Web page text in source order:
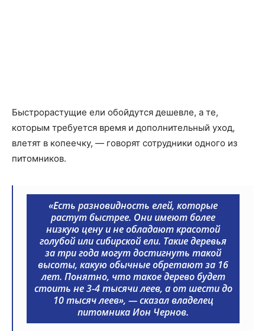
Быстрорастущие ели обойдутся дешевле, а те,
которым требуется время и дополнительный уход,
влетят в копеечку, — говорят сотрудники одного из
питомников.
«Есть разновидность елей, которые
растут быстрее. Они имеют более
низкую цену и не обладают красотой
голубой или сибирской ели. Такие деревья
за три года могут достигнуть такой
высоты, какую обычные обретают за 16
лет. Понятно, что такое дерево будет
стоить не 3-4 тысячи леев, а от шести до
10 тысяч леев», — сказал владелец
питомника Ион Чернов.